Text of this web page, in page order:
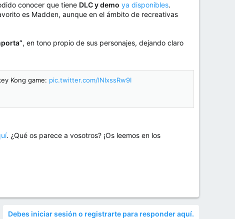
conocer que tiene DLC y demo ya disponibles.
es Madden, aunque en el ámbito de recreativas
, en tono propio de sus personajes, dejando claro
Kong game: pic.twitter.com/lNIxssRw9I
. ¿Qué os parece a vosotros? ¡Os leemos en los
Debes iniciar sesión o registrarte para responder aquí.